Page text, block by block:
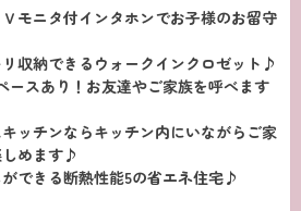
モニタ付インタホンでお子様のお留守
収納できるウォークインクロゼット♪
ースあり！お友達やご家族を呼べます
ッチンならキッチン内にいながらご家
めます♪
できる断熱性能5の省エネ住宅♪